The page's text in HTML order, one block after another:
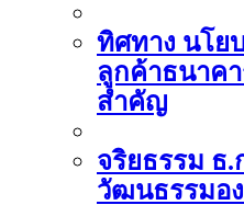
ทิศทาง นโย
ลูกค้าธนาค
สำคัญ
จริยธรรม ธ.
วัฒนธรรมอ